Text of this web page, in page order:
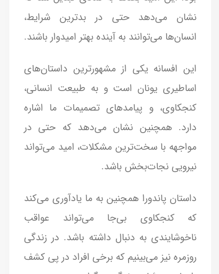
نشان می‌دهد حتی در بدترین شرایط،
انسان‌ها می‌توانند به آینده بهتر امیدوار باشند.
این افسانه یکی از مشهورترین داستان‌های
اساطیری یونان است و به طبیعت انسانی،
کنجکاوی، و پیامدهای تصمیمات ما اشاره
دارد. همچنین نشان می‌دهد که حتی در
مواجهه با سخت‌ترین مشکلات، امید می‌تواند
نیرویی نجات‌بخش باشد.
داستان پاندورا همچنین به ما یادآوری می‌کند
که کنجکاوی بی‌جا می‌تواند عواقب
ناخوشایندی به دنبال داشته باشد. در زندگی
روزمره نیز می‌بینیم که برخی افراد در پی کشف